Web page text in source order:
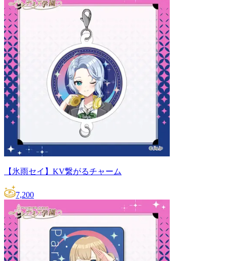
【氷雨セイ】KV繋がるチャーム
7,200